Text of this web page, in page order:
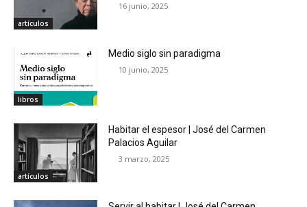
artículos
16 junio, 2025
libros
Medio siglo sin paradigma
10 junio, 2025
artículos
Habitar el espesor | José del Carmen
Palacios Aguilar
3 marzo, 2025